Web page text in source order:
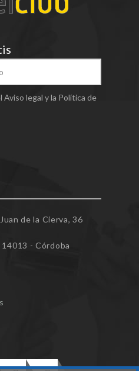
Aviso legal y la Política de
de la Cierva, 36
- Córdoba